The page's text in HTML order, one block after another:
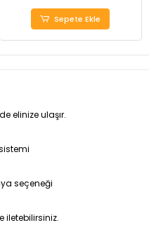
Sepete Ekle
elinize ulaşır.
seçeneği
iletebilirsiniz.